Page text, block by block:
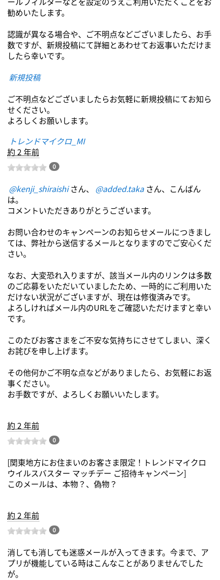
勧めいたします。
認識が異なる場合や、ご不明点などございましたら、お手
数ですが、新規投稿にて詳細とあわせてお返事いただけま
したら幸いです。
新規投稿
ご不明点などございましたらお気軽に新規投稿にてお知ら
せください。
よろしくお願いします。
トレンドマイクロ_MI
約 2 年前
0
@kenji_shiraishiさん、 @added.takaさん、こんばん
は。
コメントいただきありがとうございます。
お問い合わせのキャンペーンのお知らせメールにつきまし
ては、弊社から送信するメールとなりますのでご安心くだ
さい。
なお、大変恐れ入りますが、該当メール内のリンクは多数
のご応募をいただいていましたため、一時的にご利用いた
だけない状況がございますが、現在は修復済みです。
よろしければメール内のURLをご確認いただけますと幸い
です。
このたびお客さまをご不安な気持ちにさせてしまい、深く
お詫びを申し上げます。
その他何かご不明な点などがありましたら、お気軽にお返
事ください。
お手数ですが、よろしくお願いいたします。
約 2 年前
0
[関東地方にお住まいのお客さま限定！トレンドマイクロ
ウイルスバスター マッチデー ご招待キャンペーン]
このメールは、本物？、偽物？
約 2 年前
0
消しても消しても迷惑メールが入ってきます。今まで、ア
プリが機能している時はこんなことがありませんでした
が。